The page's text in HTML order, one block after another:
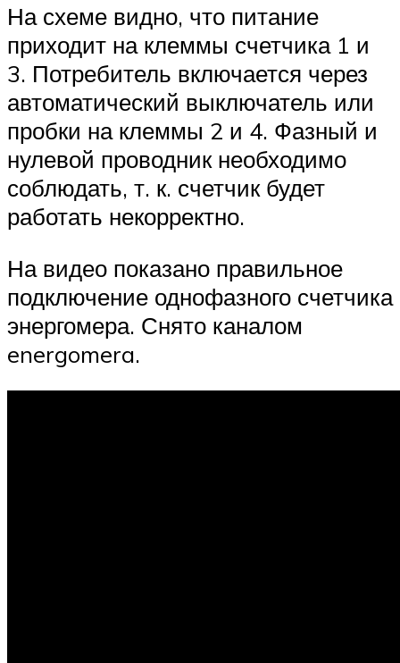
На схеме видно, что питание
приходит на клеммы счетчика 1 и
3. Потребитель включается через
автоматический выключатель или
пробки на клеммы 2 и 4. Фазный и
нулевой проводник необходимо
соблюдать, т. к. счетчик будет
работать некорректно.
На видео показано правильное
подключение однофазного счетчика
энергомера. Снято каналом
energomera.